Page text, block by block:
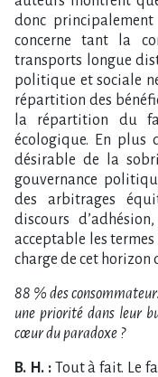
donc
concerne tant la
transports longue
politique et sociale
répartition des
la répartition du
écologique. En plus
désirable de la
gouvernance
des arbitrages
discours
acceptable les
charge de cet horizon
88 % des
une priorité dans leur
cœur du paradoxe ?
B. H. : Tout à fait. Le